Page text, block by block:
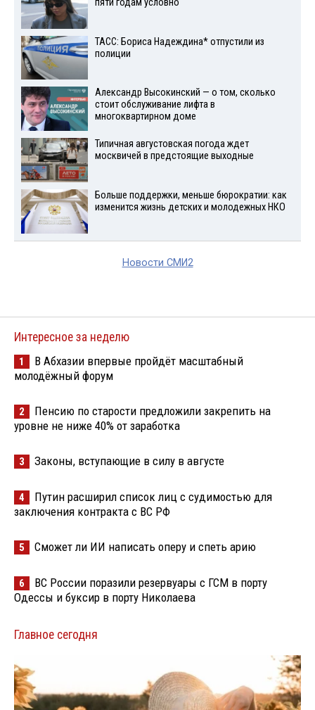
ТАСС: Бориса Надеждина* отпустили из
полиции
Александр Высокинский — о том, сколько
стоит обслуживание лифта в
многоквартирном доме
Типичная августовская погода ждет
москвичей в предстоящие выходные
Больше поддержки, меньше бюрократии: как
изменится жизнь детских и молодежных НКО
Новости СМИ2
Интересное за неделю
1
В Абхазии впервые пройдёт масштабный
молодёжный форум
2
Пенсию по старости предложили закрепить на
уровне не ниже 40% от заработка
3 Законы, вступающие в силу в августе
4
Путин расширил список лиц с судимостью для
заключения контракта с ВС РФ
5 Сможет ли ИИ написать оперу и спеть арию
6
ВС России поразили резервуары с ГСМ в порту
Одессы и буксир в порту Николаева
Главное сегодня